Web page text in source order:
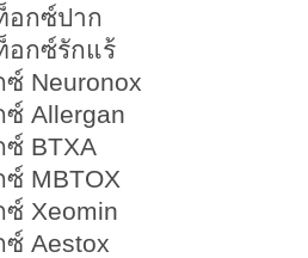
อกซ์ปาก
อกซ์รักแร้
Neuronox
Allergan
BTXA
MBTOX
Xeomin
Aestox
นะนำวิธีเพิ่มคอลลา
กาย อย่างมี
ปลอดภัย ให้เราหา
ที่เหมาะกับเราได้เลย